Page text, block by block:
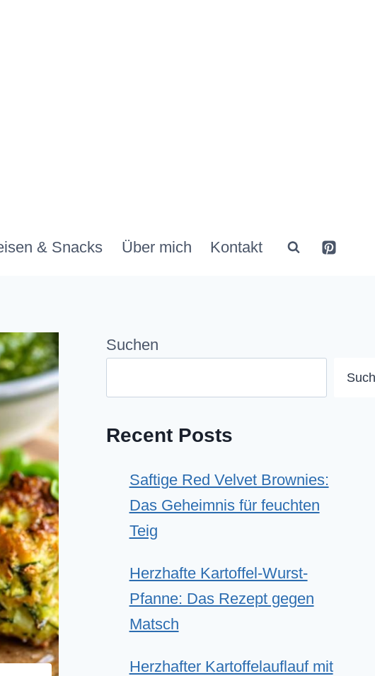
& Snacks Über mich Kontakt
Suchen
Recent Posts
Saftige Red Velvet Brownies:
Das Geheimnis für feuchten
Teig
Herzhafte Kartoffel-Wurst-
Pfanne: Das Rezept gegen
Matsch
Herzhafter Kartoffelauflauf mit